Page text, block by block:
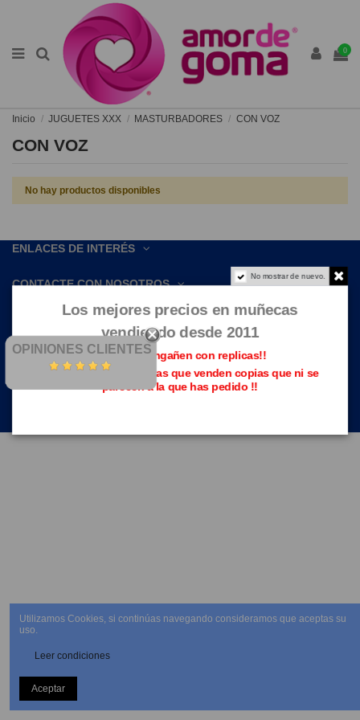
0
Inicio JUGUETES XXX MASTURBADORES CON VOZ
CON VOZ
No hay productos disponibles
ENLACES DE INTERÉS
CONTACTE CON NOSOTROS
OPINIONES CLIENTES
No mostrar de nuevo.
Los mejores precios en muñecas
vendiendo desde 2011
Que no te engañen con replicas!!
Evita las páginas piratas que venden copias que ni se
parecen a la que has pedido !!
Utilizamos Cookies, si continúas navegando consideramos que aceptas su
uso.
Leer condiciones
Aceptar